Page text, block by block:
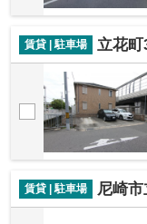
賃貸 | 駐車場 立花町
賃貸 | 駐車場 尼崎